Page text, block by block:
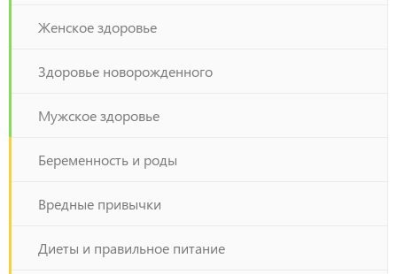
Женское здоровье
Здоровье новорожденного
Мужское здоровье
Беременность и роды
Вредные привычки
Диеты и правильное питание